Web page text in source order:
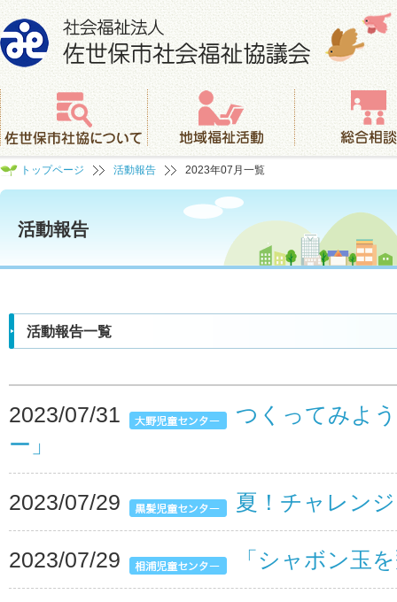
社会福祉法人 佐世保市社会福祉協議会
佐世保市社協について
地域福祉活動
総合相談
トップページ
活動報告 2023年07月一覧
活動報告
活動報告一覧
2023/07/31
つくってみよ
ー」
2023/07/29 夏！チャレン
2023/07/29 「シャボン玉